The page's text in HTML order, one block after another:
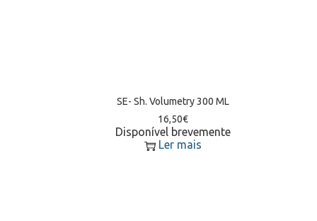
SE- Sh. Volumetry 300 ML
16,50€
Disponível brevemente
Ler mais